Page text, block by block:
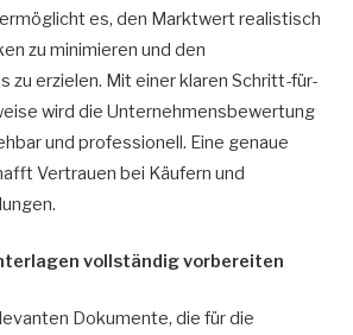
es, den Marktwert realistisch
zu minimieren und den
zu erzielen. Mit einer klaren Schritt-für-
wird die Unternehmensbewertung
und professionell. Eine genaue
Vertrauen bei Käufern und
vollständig vorbereiten
Dokumente, die für die